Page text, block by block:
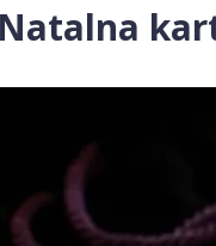
Natalna